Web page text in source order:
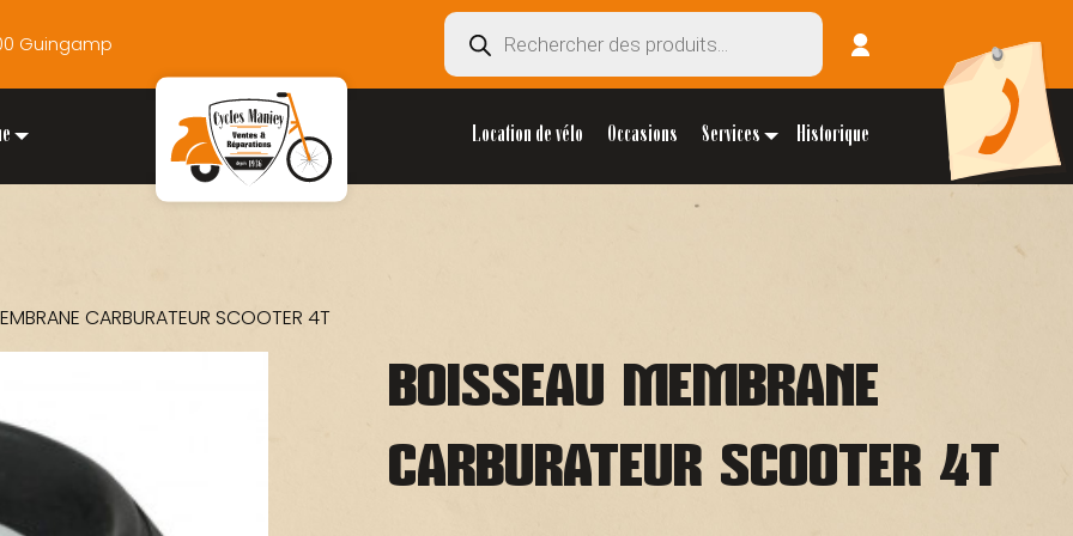
Guingamp
Recherche
produits
Location de vélo Occasions Services Historique
CARBURATEUR SCOOTER 4T
BOISSEAU MEMBRANE
CARBURATEUR SCOOTER 4T